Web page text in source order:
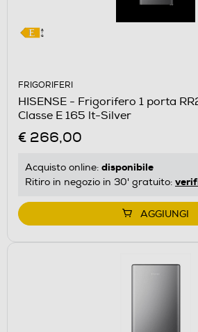
FRIGORIFERI
HISENSE - Frigorifero 1 porta
Classe E 165 lt-Silver
€ 266,00
Acquisto online: disponibile
Ritiro in negozio in 30' gratuito:
AGGIUNGI